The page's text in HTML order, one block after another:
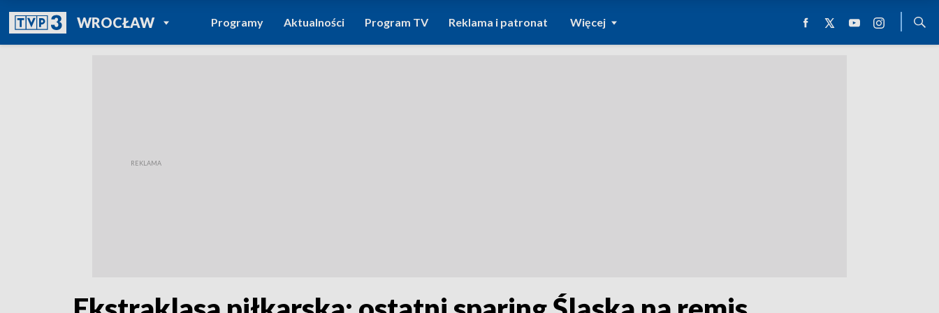
WROCŁAWPOWRÓT DO
TVP REGIONY
Programy Aktualności Program TV Reklama i patronat Więcej